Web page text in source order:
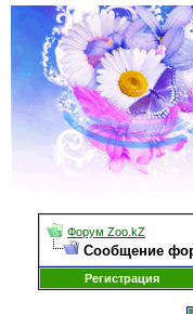
Форум Zoo.kZ
Сообщение
Регистрация